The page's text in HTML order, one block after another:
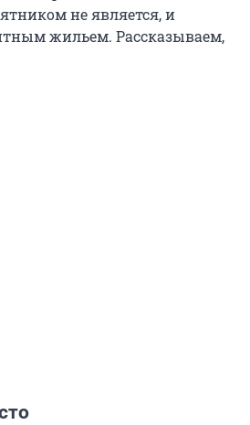
не является, и
жильем. Рассказываем,